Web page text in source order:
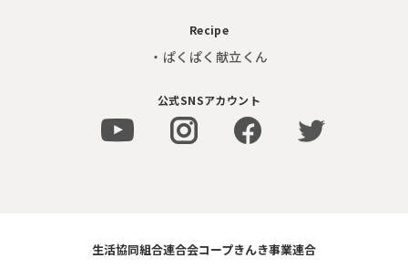
Recipe
・ぱくぱく献立くん
公式SNSアカウント
生活協同組合連合会コープきんき事業連合